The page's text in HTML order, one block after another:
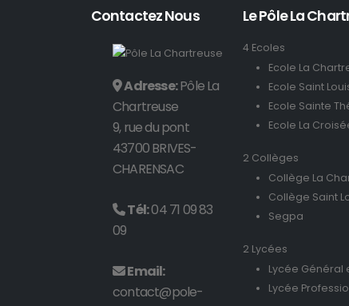
Contactez Nous
Adresse:Pôle La
Chartreuse
9, rue du pont
43700 BRIVES-
CHARENSAC
Tél:04 71 09 83
09
Email:
contact@pole-
Le Pôle La
4 Ecoles
Ecole La
Ecole Saint
Ecole Sainte
Ecole La
2 Collèges
Collège La
Collège Saint
Segpa
2 Lycées
Lycée Général
Lycée